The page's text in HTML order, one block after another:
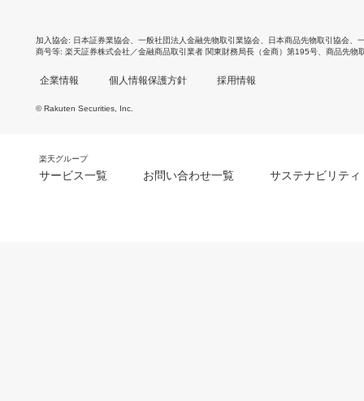
加入協会 日本証券業協会 一般社団法人金融先物取引業協会 日本商品先物取引協会
商号等 楽天証券株式会社／金融商品取引業者 関東財務局長（金商）第195号、商品先物
企業情報 個人情報保護方針 採用情報
© Rakuten Securities, Inc.
楽天グループ
サービス一覧 お問い合わせ一覧 サステナビリティ